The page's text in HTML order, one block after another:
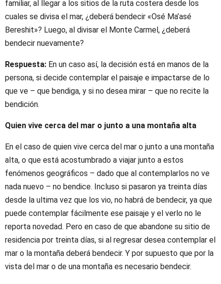
familiar, al llegar a los sitios de la ruta costera desde los
cuales se divisa el mar, ¿deberá bendecir «Osé Ma’asé
Bereshit»? Luego, al divisar el Monte Carmel, ¿deberá
bendecir nuevamente?
Respuesta: En un caso así, la decisión está en manos de la
persona, si decide contemplar el paisaje e impactarse de lo
que ve – que bendiga, y si no desea mirar – que no recite la
bendición.
Quien vive cerca del mar o junto a una montaña alta
En el caso de quien vive cerca del mar o junto a una montaña
alta, o que está acostumbrado a viajar junto a estos
fenómenos geográficos – dado que al contemplarlos no ve
nada nuevo – no bendice. Incluso si pasaron ya treinta días
desde la ultima vez que los vio, no habrá de bendecir, ya que
puede contemplar fácilmente ese paisaje y el verlo no le
reporta novedad. Pero en caso de que abandone su sitio de
residencia por treinta días, si al regresar desea contemplar el
mar o la montaña deberá bendecir. Y por supuesto que por la
vista del mar o de una montaña es necesario bendecir.